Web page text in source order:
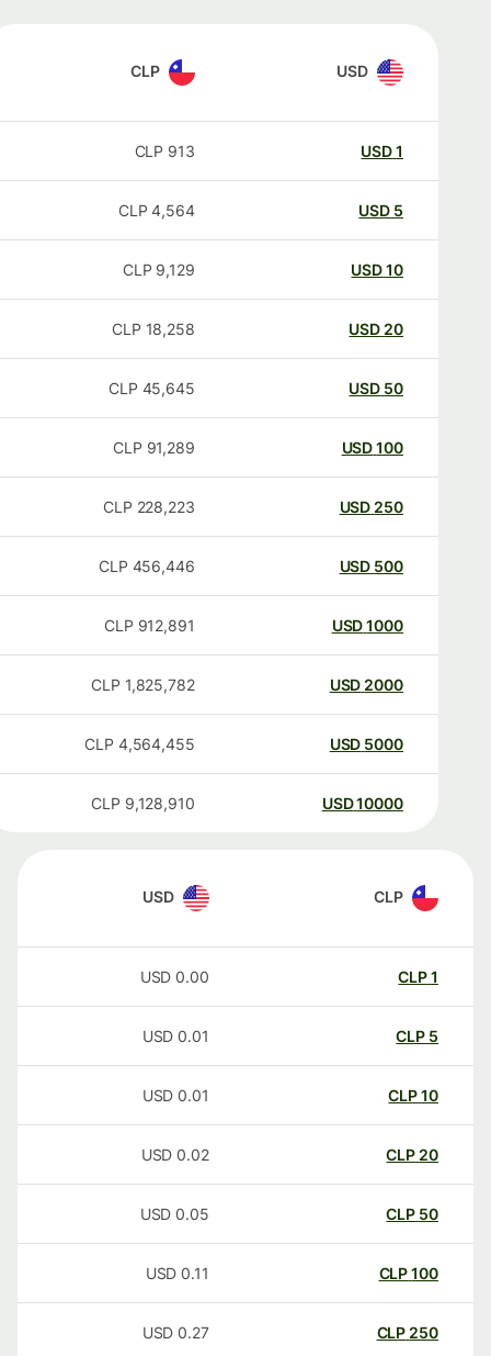
USD
CLP
USD
913
CLP
USD
4,564
CLP
USD
9,129
CLP
20
USD
18,258
CLP
50
USD
45,645
CLP
100
USD
91,289
CLP
250
USD
228,223
CLP
500
USD
456,446
CLP
1000
USD
912,891
CLP
2000
USD
1,825,782
CLP
5000
USD
4,564,455
CLP
10000
USD
9,128,910
CLP
CLP
USD
CLP
0.00
USD
CLP
0.01
USD
CLP
0.01
USD
20
CLP
0.02
USD
50
CLP
0.05
USD
100
CLP
0.11
USD
250
CLP
0.27
USD